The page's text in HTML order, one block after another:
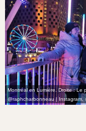
Montréal en Lumière. Droite : Le
@raphcharbonneau | Instagram